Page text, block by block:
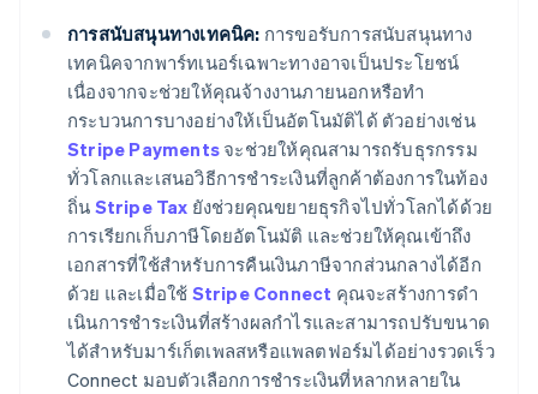
การสนับสนุนทางเทคนิค: การขอรับการสนับสนุนทาง
เทคนิคจากพาร์ทเนอร์เฉพาะทางอาจเป็นประโยชน์
เนื่องจากจะช่วยให้คุณจ้างงานภายนอกหรือทำ
กระบวนการบางอย่างให้เป็นอัตโนมัติได้ ตัวอย่างเช่น
Stripe Payments จะช่วยให้คุณสามารถรับธุรกรรม
ทั่วโลกและเสนอวิธีการชําระเงินที่ลูกค้าต้องการในท้อง
ถิ่น Stripe Tax ยังช่วยคุณขยายธุรกิจไปทั่วโลกได้ด้วย
การเรียกเก็บภาษีโดยอัตโนมัติ และช่วยให้คุณเข้าถึง
เอกสารที่ใช้สําหรับการคืนเงินภาษีจากส่วนกลางได้อีก
ด้วย และเมื่อใช้ Stripe Connect คุณจะสร้างการดำ
เนินการชําระเงินที่สร้างผลกําไรและสามารถปรับขนาด
ได้สำหรับมาร์เก็ตเพลสหรือแพลตฟอร์มได้อย่างรวดเร็ว
Connect มอบตัวเลือกการชําระเงินที่หลากหลายใน